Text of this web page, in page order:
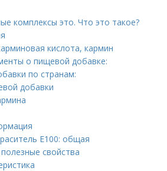
комплексы это. Что это такое?
кислота, кармин
о пищевой добавке:
по странам:
добавки
Е100: общая
свойства